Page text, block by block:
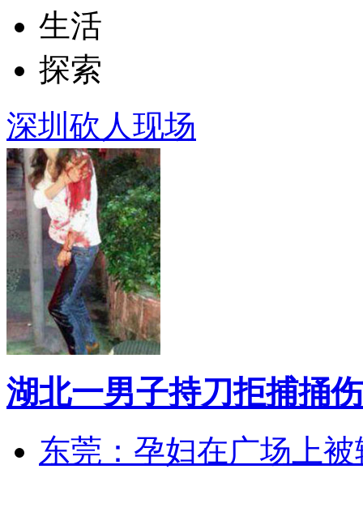
生活
探索
深圳砍人现场
湖北一男子持刀拒捕捅
东莞：孕妇在广场上